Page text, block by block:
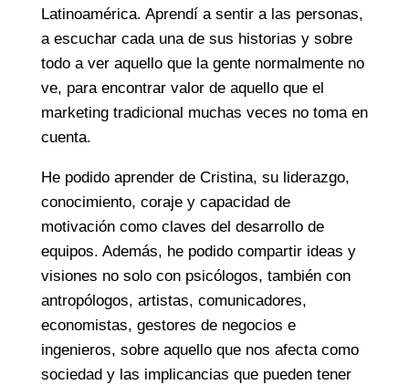
Latinoamérica. Aprendí a sentir a las personas,
a escuchar cada una de sus historias y sobre
todo a ver aquello que la gente normalmente no
ve, para encontrar valor de aquello que el
marketing tradicional muchas veces no toma en
cuenta.
He podido aprender de Cristina, su liderazgo,
conocimiento, coraje y capacidad de
motivación como claves del desarrollo de
equipos. Además, he podido compartir ideas y
visiones no solo con psicólogos, también con
antropólogos, artistas, comunicadores,
economistas, gestores de negocios e
ingenieros, sobre aquello que nos afecta como
sociedad y las implicancias que pueden tener